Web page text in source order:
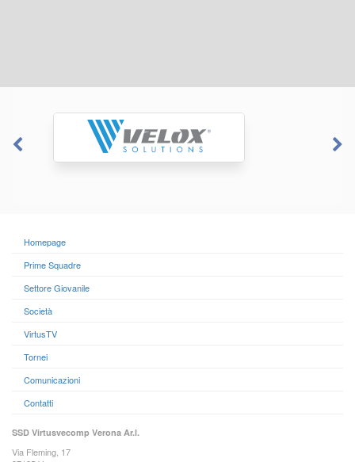
Homepage
Prime Squadre
Settore Giovanile
Società
VirtusTV
Tornei
Comunicazioni
Contatti
SSD Virtusvecomp Verona Ar.l.
Via Fleming, 17